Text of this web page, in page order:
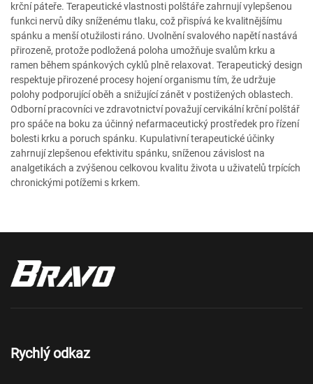
krční páteře. Terapeutické vlastnosti polštáře zahrnují vylepšenou
funkci nervů díky sníženému tlaku, což přispívá ke kvalitnějšímu
spánku a menší otužilosti ráno. Uvolnění svalového napětí nastává
přirozeně, protože podložená poloha umožňuje svalům krku a
ramen během spánkových cyklů plně relaxovat. Terapeutický design
respektuje přirozené procesy hojení organismu tím, že udržuje
polohy podporující oběh a snižující zánět v postižených oblastech.
Odborní pracovníci ve zdravotnictví považují cervikální krční polštář
pro spáče na boku za účinný nefarmaceutický prostředek pro řízení
bolesti krku a poruch spánku. Kupulativní terapeutické účinky
zahrnují zlepšenou efektivitu spánku, sníženou závislost na
analgetikách a zvýšenou celkovou kvalitu života u uživatelů trpících
chronickými potížemi s krkem.
Rychlý odkaz